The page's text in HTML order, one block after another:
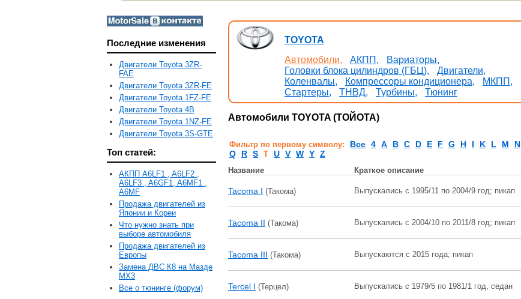
Последние изменения
Двигатели Toyota 3ZR-
FAE
Двигатели Toyota 3ZR-FE
Двигатели Toyota 1FZ-FE
Двигатели Toyota 4B
Двигатели Toyota 1NZ-FE
Двигатели Toyota 3S-GTE
Топ статей:
АКПП A6LF1 , A6LF2 ,
A6LF3 , A6GF1, A6MF1 ,
A6MF
Продажа двигателей из
Японии и Кореи
Что нужно знать при
выборе автомобиля
Продажа двигателей из
Европы
Замена ДВС К8 на Мазде
MX3
Все о тюнинге (форум)
TOYOTA
Автомобили,
АКПП,
Вариаторы,
Головки блока цилиндров (ГБЦ),
Двигатели,
Коленвалы,
Компрессоры кондиционера,
МКПП,
Стартеры,
ТНВД, Турбины, Тюнинг
Автомобили TOYOTA (ТОЙОТА)
Фильтр по первому символу: Все 4 A B C D E F G H I K L M N
Q
R S T U V W Y Z
Название Краткое описание
Tacoma I (Такома) Выпускались с 1995/11 по 2004/9 год; пикап
Tacoma II (Такома) Выпускались с 2004/10 по 2011/8 год; пикап
Tacoma III (Такома) Выпускаются с 2015 года; пикап
Tercel I (Терцел) Выпускались с 1979/5 по 1981/1 год, седан